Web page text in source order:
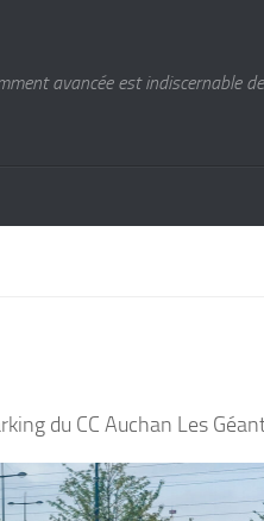
avancée est indiscernable
du CC Auchan Les